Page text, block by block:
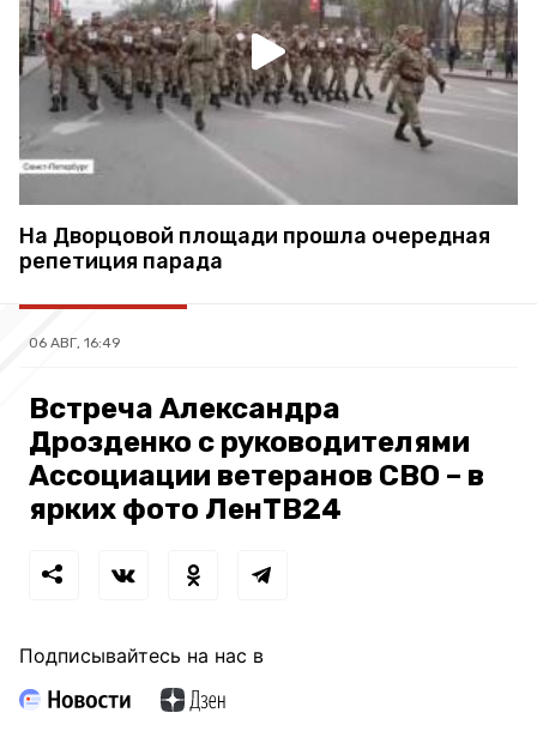
На Дворцовой площади прошла очередная
репетиция парада
06 АВГ, 16:49
Встреча Александра
Дрозденко с руководителями
Ассоциации ветеранов СВО – в
ярких фото ЛенТВ24
Подписывайтесь на нас в